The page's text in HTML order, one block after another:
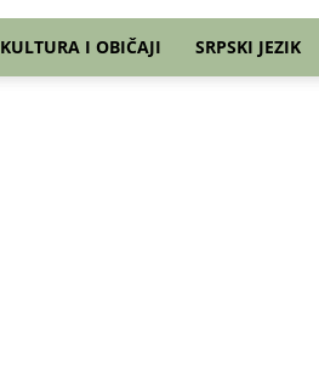
abc
KULTURA I OBIČAJI SRPSKI JEZIK